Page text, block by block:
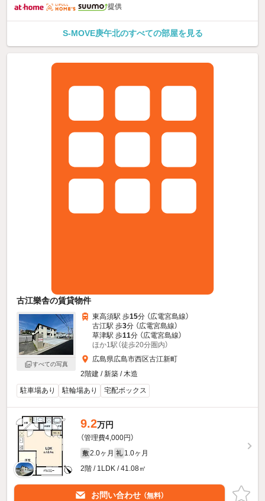
提供
S-MOVE庚午北のすべての部屋を見る
古江樂舎の賃貸物件
すべての写真
東高須駅 歩15分 （広電宮島線）
古江駅 歩3分 （広電宮島線）
草津駅 歩11分 （広電宮島線）
ほか1駅（徒歩20分圏内）
広島県広島市西区古江新町
2階建 / 新築 / 木造
駐車場あり
駐輪場あり 宅配ボックス
9.2万円
（管理費4,000円）
敷 2.0ヶ月 礼 1.0ヶ月
2階 / 1LDK / 41.08㎡
お問い合わせ （無料）